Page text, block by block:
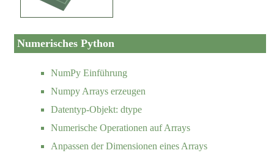
Numerisches Python
NumPy Einführung
Numpy Arrays erzeugen
Datentyp-Objekt: dtype
Numerische Operationen auf Arrays
Anpassen der Dimensionen eines Arrays